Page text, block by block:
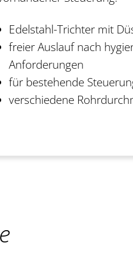
Edelstahl-Trichter mit
freier Auslauf nach
Anforderungen
für bestehende
verschiedene